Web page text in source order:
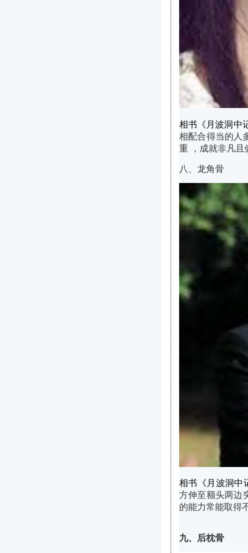
相书《月波洞中
相配合得当的人
重 ，成就非凡且
八、龙角骨
相书《月波洞中
方伸至额头两边
的能力常能取得
九、后枕骨